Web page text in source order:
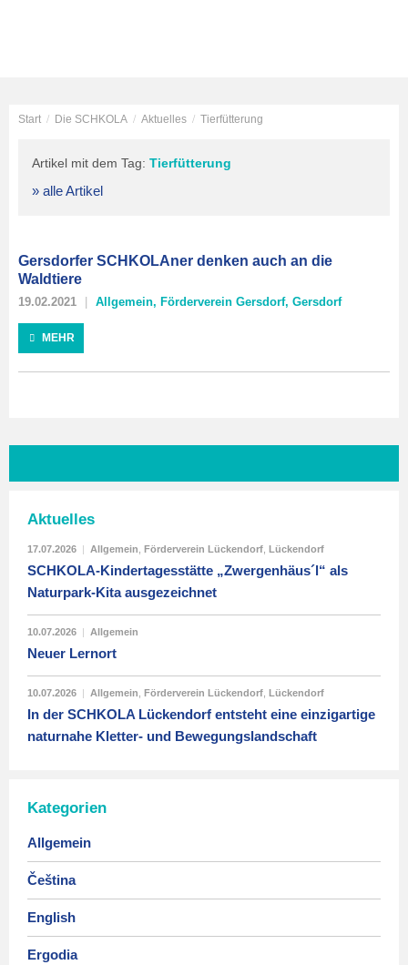
Start / Die SCHKOLA / Aktuelles / Tierfütterung
Artikel mit dem Tag: Tierfütterung
» alle Artikel
Gersdorfer SCHKOLAner denken auch an die
Waldtiere
19.02.2021 Allgemein, Förderverein Gersdorf, Gersdorf
MEHR
Aktuelles
17.07.2026 | Allgemein Förderverein Lückendorf Lückendorf
SCHKOLA-Kindertagesstätte „Zwergenhäus´l“ als
Naturpark-Kita ausgezeichnet
10.07.2026 | Allgemein
Neuer Lernort
10.07.2026 | Allgemein Förderverein Lückendorf Lückendorf
In der SCHKOLA Lückendorf entsteht eine einzigartige
naturnahe Kletter- und Bewegungslandschaft
Kategorien
Allgemein
Čeština
English
Ergodia